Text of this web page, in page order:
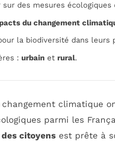
des mesures écologiques
du changement
la biodiversité dans leurs
: urbain et rural.
climatique
parmi les
citoyens est prête à